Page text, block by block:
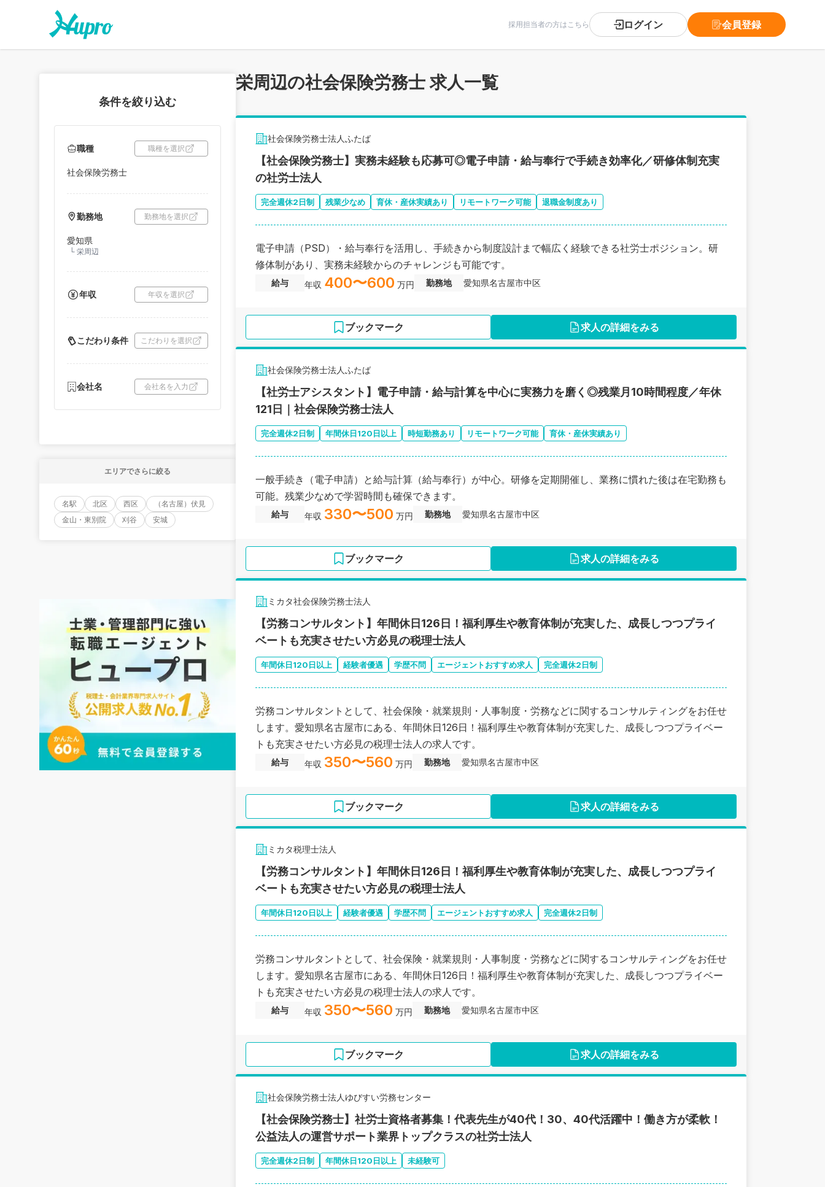
採用担当者の方はこちら ログイン 会員登録
条件を絞り込む
職種 職種を選択
社会保険労務士
勤務地 勤務地を選択
愛知県
└ 栄周辺
年収 年収を選択
こだわり条件 こだわりを選択
会社名 会社名を入力
エリアでさらに絞る
名駅 北区 西区
（名古屋）伏見
金山・東別院
刈谷 安城
栄周辺の社会保険労務士 求人一覧
社会保険労務士法人ふたば
【社会保険労務士】実務未経験も応募可◎電子申請・給与奉行で手続き効率化／研修体制充実
の社労士法人
完全週休2日制 残業少なめ 育休・産休実績あり リモートワーク可能 退職金制度あり
電子申請（PSD）・給与奉行を活用し、手続きから制度設計まで幅広く経験できる社労士ポジション。研
修体制があり、実務未経験からのチャレンジも可能です。
給与 年収 400〜600 万円 勤務地 愛知県名古屋市中区
ブックマーク 求人の詳細をみる
社会保険労務士法人ふたば
【社労士アシスタント】電子申請・給与計算を中心に実務力を磨く◎残業月10時間程度／年休
121日｜社会保険労務士法人
完全週休2日制 年間休日120日以上 時短勤務あり リモートワーク可能 育休・産休実績あり
一般手続き（電子申請）と給与計算（給与奉行）が中心。研修を定期開催し、業務に慣れた後は在宅勤務も
可能。残業少なめで学習時間も確保できます。
給与 年収 330〜500 万円 勤務地 愛知県名古屋市中区
ブックマーク 求人の詳細をみる
ミカタ社会保険労務士法人
【労務コンサルタント】年間休日126日！福利厚生や教育体制が充実した、成長しつつプライ
ベートも充実させたい方必見の税理士法人
年間休日120日以上 経験者優遇 学歴不問 エージェントおすすめ求人 完全週休2日制
労務コンサルタントとして、社会保険・就業規則・人事制度・労務などに関するコンサルティングをお任せ
します。愛知県名古屋市にある、年間休日126日！福利厚生や教育体制が充実した、成長しつつプライベー
トも充実させたい方必見の税理士法人の求人です。
給与 年収 350〜560 万円 勤務地 愛知県名古屋市中区
ブックマーク 求人の詳細をみる
ミカタ税理士法人
【労務コンサルタント】年間休日126日！福利厚生や教育体制が充実した、成長しつつプライ
ベートも充実させたい方必見の税理士法人
年間休日120日以上 経験者優遇 学歴不問 エージェントおすすめ求人 完全週休2日制
労務コンサルタントとして、社会保険・就業規則・人事制度・労務などに関するコンサルティングをお任せ
します。愛知県名古屋市にある、年間休日126日！福利厚生や教育体制が充実した、成長しつつプライベー
トも充実させたい方必見の税理士法人の求人です。
給与 年収 350〜560 万円 勤務地 愛知県名古屋市中区
ブックマーク 求人の詳細をみる
社会保険労務士法人ゆびすい労務センター
【社会保険労務士】社労士資格者募集！代表先生が40代！30、40代活躍中！働き方が柔軟！
公益法人の運営サポート業界トップクラスの社労士法人
完全週休2日制 年間休日120日以上 未経験可